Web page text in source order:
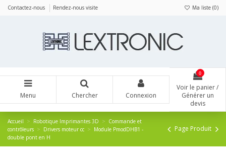
Contactez-nous Rendez-nous visite Ma liste (0)
Menu Chercher Connexion
0
Voir le panier /
Générer un
devis
Accueil Robotique Imprimantes 3D
Commande et
contrôleurs
Drivers moteur cc
Module PmodDHB1 -
double pont en H
Page Produit
Panneau de gestion des cookies